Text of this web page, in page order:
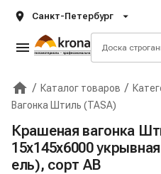
Санкт-Петербург
Главная
/ Каталог товаров /
Вагонка Штиль (TASA)
Крашеная вагонка
15х145х6000
ель), сорт АВ
Крона